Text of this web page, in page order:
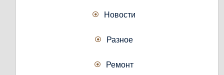
Новости
Разное
Ремонт